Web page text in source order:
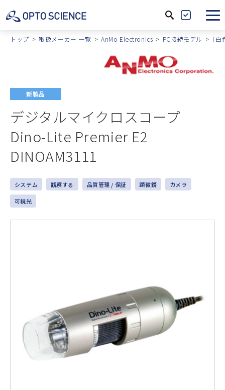
サ
イ
内
製
品
トップ 取扱メーカー 一覧 AnMo Electronics PC接続モデル ［
新製品
デジタルマイクロスコープ
Dino-Lite Premier E2
DINOAM3111
システム 観察する 品質管理 / 保証 顕微鏡 カメラ
可視光